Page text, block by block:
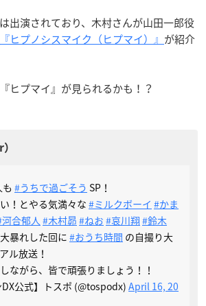
出演されており、木村さんが山田一郎役
『ヒプノシスマイク（ヒプマイ）』 が紹介
ヒプマイ』が見られるかも！？
#うちで過ごそう SP！
！とやる気満々な #ミルクボーイ #かま
合郁人 #木村昴 #ねお #哀川翔 #鈴木
暴れした回に #おうち時間 の自撮り大
ル放送！
ながら、皆で頑張りましょう！！
公式】トスポ (@tospodx) April 16, 20